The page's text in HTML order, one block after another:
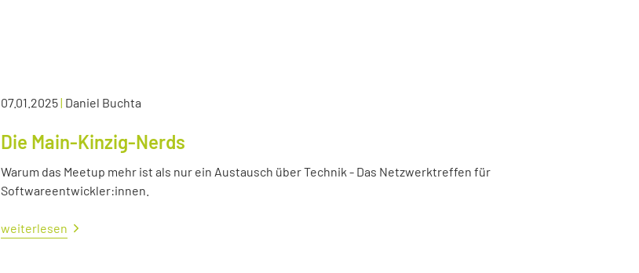
07.01.2025| Daniel Buchta
Die Main-Kinzig-Nerds
Warum das Meetup mehr ist als nur ein Austausch über Technik - Das Netzwerktreffen für
Softwareentwickler:innen.
weiterlesen